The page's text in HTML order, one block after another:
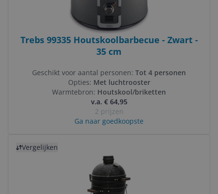
Trebs 99335 Houtskoolbarbecue - Zwart -
35 cm
Geschikt voor aantal personen: Tot 4 personen
Opties: Met luchtrooster
Warmtebron: Houtskool/briketten
v.a. € 64,95
2 prijzen
Ga naar goedkoopste
Vergelijken